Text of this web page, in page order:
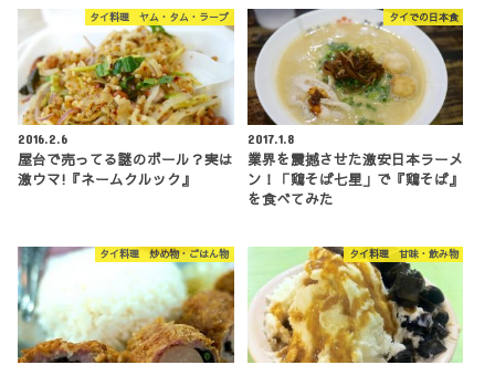
タイ料理 ヤム・タム・ラープ
2016.2.6
屋台で売ってる謎のボール？実は
激ウマ!『ネームクルック』
タイでの日本食
2017.1.8
業界を震撼させた激安日本ラーメ
ン！「鶏そば七星」で『鶏そば』
を食べてみた
タイ料理 炒め物・ごはん物 タイ料理 甘味・飲み物